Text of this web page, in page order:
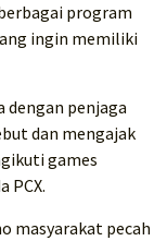
program
ingin memiliki
dengan penjaga
dan mengajak
games
PCX.
masyarakat pecah